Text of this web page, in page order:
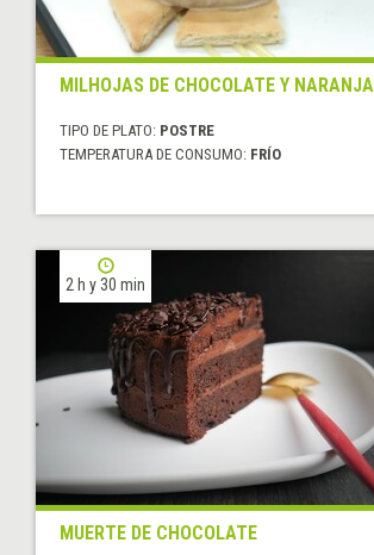
MILHOJAS DE CHOCOLATE Y NARANJA
TIPO DE PLATO: POSTRE
TEMPERATURA DE CONSUMO: FRÍO
2 h y 30 min
MUERTE DE CHOCOLATE